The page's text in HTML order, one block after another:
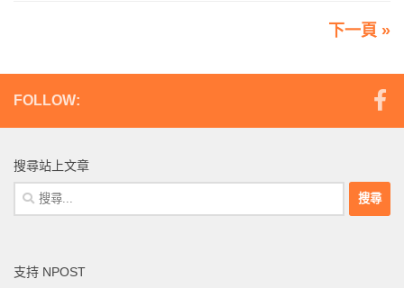
下一頁 »
FOLLOW:
搜尋站上文章
搜
尋
字:
支持 NPOST